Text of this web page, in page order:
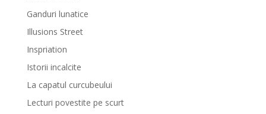
Ganduri lunatice
Illusions Street
Inspriation
Istorii incalcite
La capatul curcubeului
Lecturi povestite pe scurt